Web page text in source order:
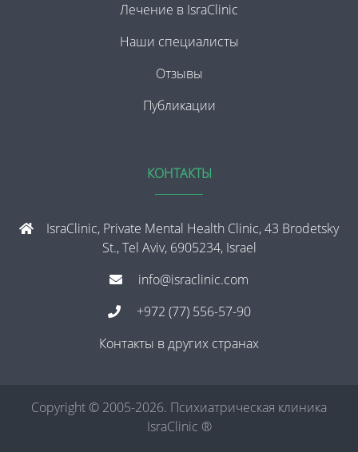
Лечение в IsraClinic
Наши специалисты
Отзывы
Публикации
КОНТАКТЫ
IsraClinic, Private Mental Health Clinic, 43 Brodetsky
St., Tel Aviv, 6905234, Israel
info@israclinic.com
+972 (77) 556-57-90
Контакты в других странах
Copyright © 2005-2026. Психиатрическая клиника
IsraClinic ®